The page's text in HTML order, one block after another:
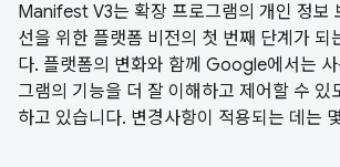
Manifest V3는 확장 프로그램의 개인 정보
선을 위한 플랫폼 비전의 첫 번째 단계가 되
다. 플랫폼의 변화와 함께 Google에서는
그램의 기능을 더 잘 이해하고 제어할 수 있
하고 있습니다. 변경사항이 적용되는 데는